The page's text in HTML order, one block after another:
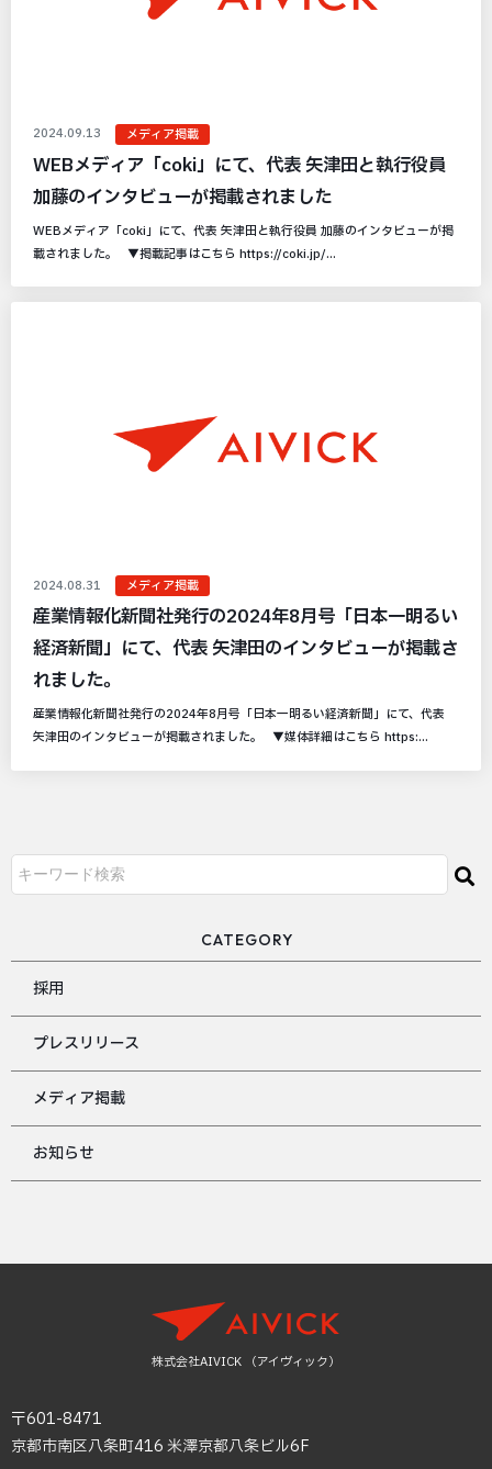
2024.09.13 メディア掲載
WEBメディア「coki」にて、代表 矢津田と執行役員
加藤のインタビューが掲載されました
WEBメディア「coki」にて、代表 矢津田と執行役員 加藤のインタビューが掲
載されました。 ▼掲載記事はこちら https://coki.jp/...
2024.08.31 メディア掲載
産業情報化新聞社発行の2024年8月号「日本一明るい
経済新聞」にて、代表 矢津田のインタビューが掲載さ
れました。
産業情報化新聞社発行の2024年8月号「日本一明るい経済新聞」にて、代表
矢津田のインタビューが掲載されました。 ▼媒体詳細はこちら https:...
CATEGORY
採用
プレスリリース
メディア掲載
お知らせ
株式会社AIVICK （アイヴィック）
〒601-8471
京都市南区八条町416 米澤京都八条ビル6F